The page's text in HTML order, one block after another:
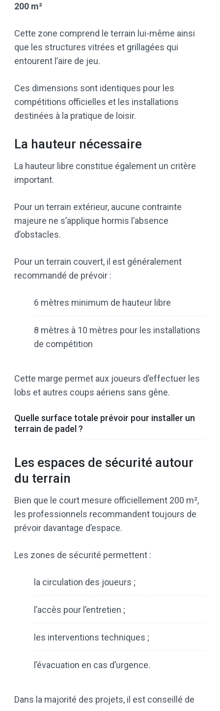
200 m²
Cette zone comprend le terrain lui-même ainsi
que les structures vitrées et grillagées qui
entourent l’aire de jeu.
Ces dimensions sont identiques pour les
compétitions officielles et les installations
destinées à la pratique de loisir.
La hauteur nécessaire
La hauteur libre constitue également un critère
important.
Pour un terrain extérieur, aucune contrainte
majeure ne s’applique hormis l’absence
d’obstacles.
Pour un terrain couvert, il est généralement
recommandé de prévoir :
6 mètres minimum de hauteur libre
8 mètres à 10 mètres pour les installations
de compétition
Cette marge permet aux joueurs d’effectuer les
lobs et autres coups aériens sans gêne.
Quelle surface totale prévoir pour installer un
terrain de padel ?
Les espaces de sécurité autour
du terrain
Bien que le court mesure officiellement 200 m²,
les professionnels recommandent toujours de
prévoir davantage d’espace.
Les zones de sécurité permettent :
la circulation des joueurs ;
l’accès pour l’entretien ;
les interventions techniques ;
l’évacuation en cas d’urgence.
Dans la majorité des projets, il est conseillé de